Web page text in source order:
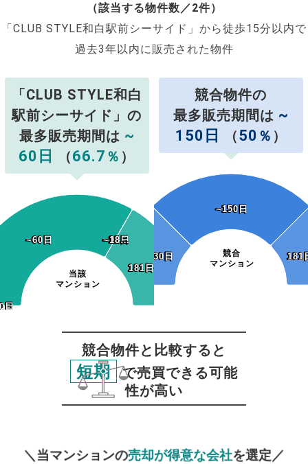
（該当する物件数／2件）
「CLUB STYLE和白駅前シーサイド」から徒歩15分以内で
過去3年以内に販売された物件
「CLUB STYLE和白
駅前シーサイド」の
最多販売期間は ~
60日
（66.7 ％ ）
当該
マンション
日
日
~60日
~60日 ~90日
~90日
~12…
~12…
~15…
~15…
~18…
~18…
181日~
181日~
競合物件の
最多販売期間は ~
150日
（50 ％ ）
競合
マンション
~30日
~30日
~150日
~150日
181
181
競合物件と比較すると
短期
で売買できる可能
性が高い
＼当マンションの売却が得意な会社を選定／